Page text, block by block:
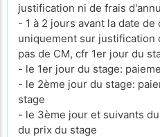
justification ni de frais
- 1 à 2 jours avant la date de
uniquement sur justification
pas de CM, cfr 1er jour du
- le 1er jour du stage:
- le 2ème jour du stage:
stage
- le 3ème jour et suivants
du prix du stage